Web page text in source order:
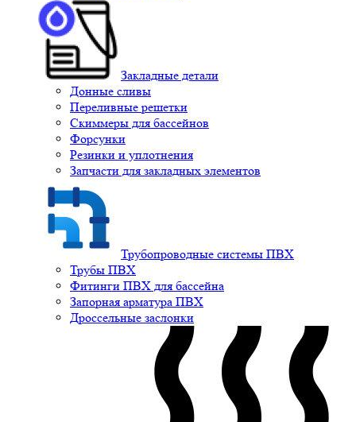
Закладные детали
Донные сливы
Переливные решетки
Скиммеры для бассейнов
Форсунки
Резинки и уплотнения
Запчасти для закладных элементов
Трубопроводные системы ПВХ
Трубы ПВХ
Фитинги ПВХ для бассейна
Запорная арматура ПВХ
Дроссельные заслонки